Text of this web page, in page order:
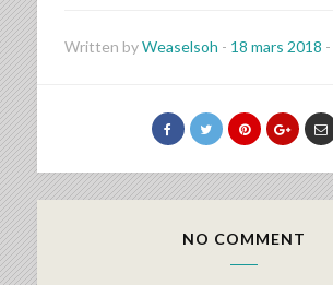
Written byWeaselsoh - 18 mars 2018 -
NO COMMENT